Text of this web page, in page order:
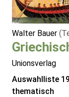
Walter Bauer
Unionsverlag
Auswahlliste
thematisch